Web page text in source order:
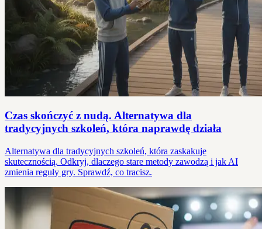
Czas skończyć z nudą. Alternatywa dla
tradycyjnych szkoleń, która naprawdę działa
Alternatywa dla tradycyjnych szkoleń, która zaskakuje
skutecznością. Odkryj, dlaczego stare metody zawodzą i jak AI
zmienia reguły gry. Sprawdź, co tracisz.